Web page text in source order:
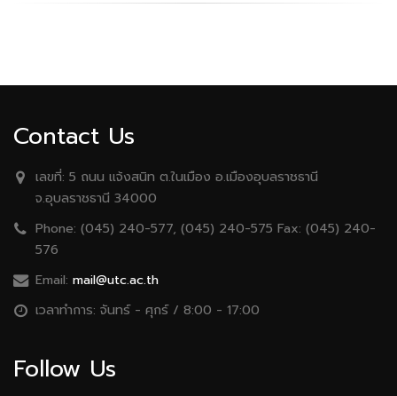
Contact Us
เลขที่: 5 ถนน เเจ้งสนิท ต.ในเมือง อ.เมืองอุบลราชธานี
จ.อุบลราชธานี 34000
Phone: (045) 240-577, (045) 240-575 Fax: (045) 240-
576
Email: mail@utc.ac.th
เวลาทำการ: จันทร์ - ศุกร์ / 8:00 - 17:00
Follow Us